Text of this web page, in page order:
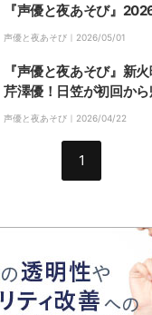
『声優と夜あそび』
に
声優と夜あそび｜ 2026/05/01
『声優と夜あそび』新
芹澤優！日笠が初回か
の幕開け
声優と夜あそび｜ 2026/04/22
1